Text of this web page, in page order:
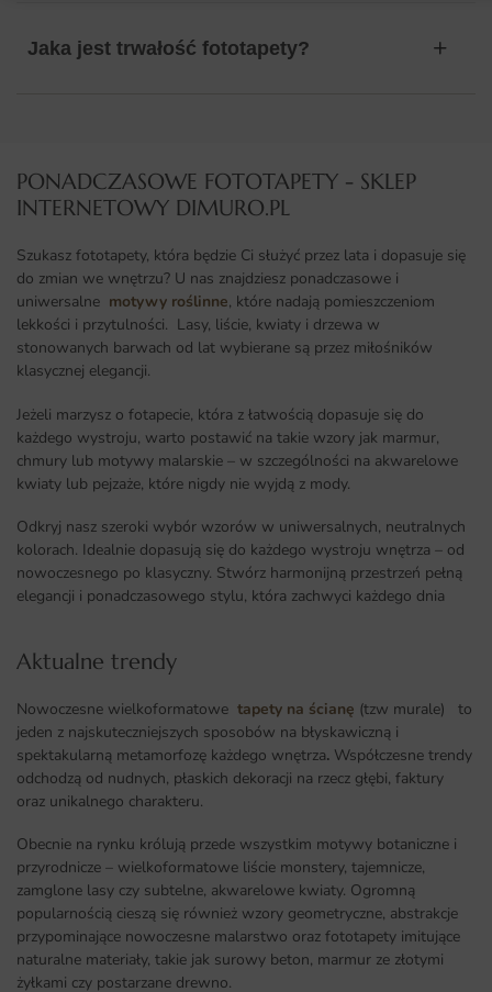
Jaka jest trwałość fototapety?
PONADCZASOWE FOTOTAPETY - SKLEP
INTERNETOWY DIMURO.PL​
Szukasz fototapety, która będzie Ci służyć przez lata i dopasuje się
do zmian we wnętrzu? U nas znajdziesz ponadczasowe i
uniwersalne motywy roślinne, które nadają pomieszczeniom
lekkości i przytulności. Lasy, liście, kwiaty i drzewa w
stonowanych barwach od lat wybierane są przez miłośników
klasycznej elegancji.
Jeżeli marzysz o fotapecie, która z łatwością dopasuje się do
każdego wystroju, warto postawić na takie wzory jak marmur,
chmury lub motywy malarskie – w szczególności na akwarelowe
kwiaty lub pejzaże, które nigdy nie wyjdą z mody.
Odkryj nasz szeroki wybór wzorów w uniwersalnych, neutralnych
kolorach. Idealnie dopasują się do każdego wystroju wnętrza – od
nowoczesnego po klasyczny. Stwórz harmonijną przestrzeń pełną
elegancji i ponadczasowego stylu, która zachwyci każdego dnia
Aktualne trendy​
Nowoczesne wielkoformatowe tapety na ścianę (tzw murale) to
jeden z najskuteczniejszych sposobów na błyskawiczną i
spektakularną metamorfozę każdego wnętrza. Współczesne trendy
odchodzą od nudnych, płaskich dekoracji na rzecz głębi, faktury
oraz unikalnego charakteru.
Obecnie na rynku królują przede wszystkim motywy botaniczne i
przyrodnicze – wielkoformatowe liście monstery, tajemnicze,
zamglone lasy czy subtelne, akwarelowe kwiaty. Ogromną
popularnością cieszą się również wzory geometryczne, abstrakcje
przypominające nowoczesne malarstwo oraz fototapety imitujące
naturalne materiały, takie jak surowy beton, marmur ze złotymi
żyłkami czy postarzane drewno.